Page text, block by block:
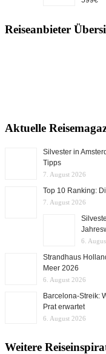
Reiseanbieter
Aktuelle
Silvester in
Tipps
7. August 2026
Top 10 Ranking:
7. August 2026
6.
Strandhaus
Meer 2026
6. August 2026
Barcelona-Streik:
Prat erwartet
6. August 2026
Weitere